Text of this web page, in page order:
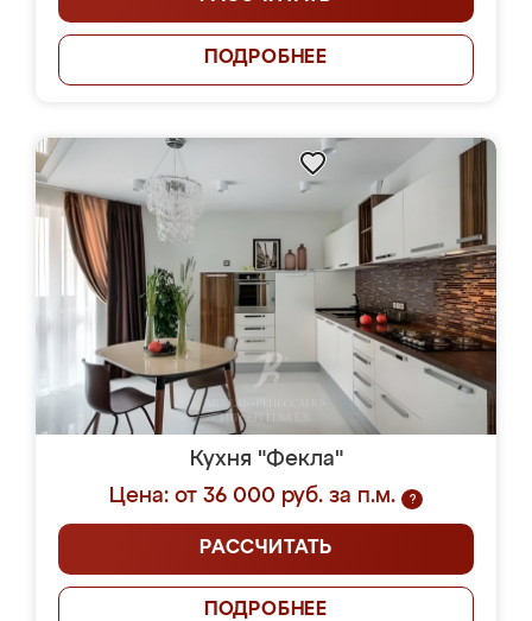
ПОДРОБНЕЕ
Кухня "Фекла"
Цена: от 36 000 руб. за п.м.
?
РАССЧИТАТЬ
ПОДРОБНЕЕ